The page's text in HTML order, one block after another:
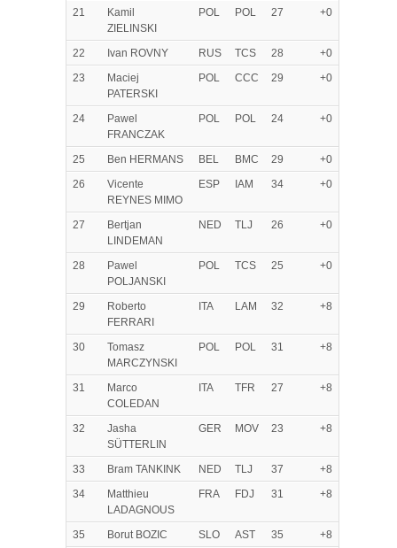
21
Kamil
ZIELINSKI
POL POL 27 +0
22 Ivan ROVNY RUS TCS 28
+0
23
Maciej
PATERSKI
POL CCC 29 +0
24
Pawel
FRANCZAK
POL POL 24 +0
25 Ben HERMANS BEL BMC 29
+0
26
Vicente
REYNES MIMO
ESP IAM 34 +0
27
Bertjan
LINDEMAN
NED TLJ 26 +0
28
Pawel
POLJANSKI
POL TCS 25 +0
29
Roberto
FERRARI
ITA LAM 32 +8
30
Tomasz
MARCZYNSKI
POL POL 31 +8
31
Marco
COLEDAN
ITA TFR 27 +8
32
Jasha
SÜTTERLIN
GER MOV 23 +8
33 Bram TANKINK NED TLJ 37
+8
34
Matthieu
LADAGNOUS
FRA FDJ 31 +8
35 Borut BOZIC SLO AST 35
+8